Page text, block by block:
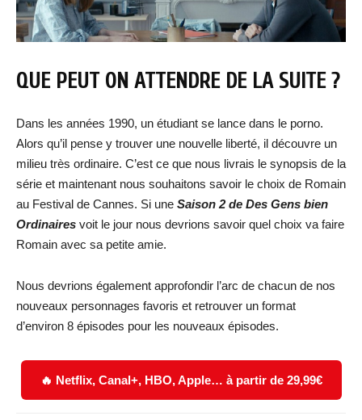
QUE PEUT ON ATTENDRE DE LA SUITE ?
Dans les années 1990, un étudiant se lance dans le porno.
Alors qu’il pense y trouver une nouvelle liberté, il découvre un
milieu très ordinaire. C’est ce que nous livrais le synopsis de la
série et maintenant nous souhaitons savoir le choix de Romain
au Festival de Cannes. Si une Saison 2 de Des Gens bien
Ordinaires voit le jour nous devrions savoir quel choix va faire
Romain avec sa petite amie.
Nous devrions également approfondir l’arc de chacun de nos
nouveaux personnages favoris et retrouver un format
d’environ 8 épisodes pour les nouveaux épisodes.
🔥 Netflix, Canal+, HBO, Apple… à partir de 29,99€